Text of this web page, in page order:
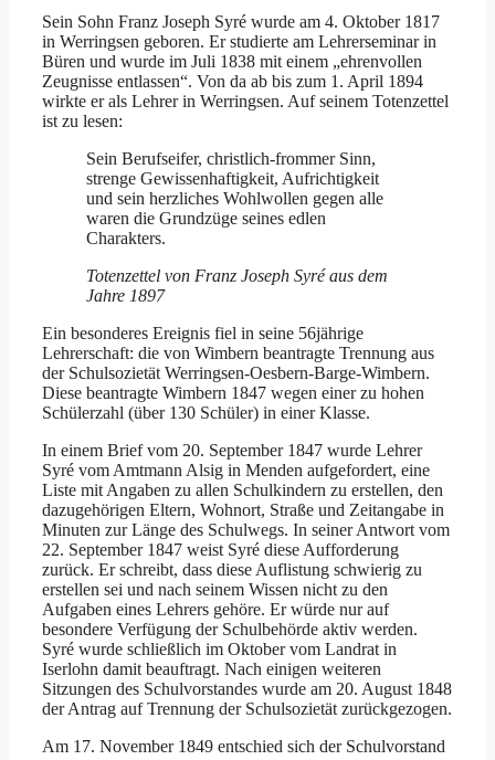
Sein Sohn Franz Joseph Syré wurde am 4. Oktober 1817
in Werringsen geboren. Er studierte am Lehrerseminar in
Büren und wurde im Juli 1838 mit einem „ehrenvollen
Zeugnisse entlassen“. Von da ab bis zum 1. April 1894
wirkte er als Lehrer in Werringsen. Auf seinem Totenzettel
ist zu lesen:
Sein Berufseifer, christlich-frommer Sinn,
strenge Gewissenhaftigkeit, Aufrichtigkeit
und sein herzliches Wohlwollen gegen alle
waren die Grundzüge seines edlen
Charakters.
Totenzettel von Franz Joseph Syré aus dem
Jahre 1897
Ein besonderes Ereignis fiel in seine 56jährige
Lehrerschaft: die von Wimbern beantragte Trennung aus
der Schulsozietät Werringsen-Oesbern-Barge-Wimbern.
Diese beantragte Wimbern 1847 wegen einer zu hohen
Schülerzahl (über 130 Schüler) in einer Klasse.
In einem Brief vom 20. September 1847 wurde Lehrer
Syré vom Amtmann Alsig in Menden aufgefordert, eine
Liste mit Angaben zu allen Schulkindern zu erstellen, den
dazugehörigen Eltern, Wohnort, Straße und Zeitangabe in
Minuten zur Länge des Schulwegs. In seiner Antwort vom
22. September 1847 weist Syré diese Aufforderung
zurück. Er schreibt, dass diese Auflistung schwierig zu
erstellen sei und nach seinem Wissen nicht zu den
Aufgaben eines Lehrers gehöre. Er würde nur auf
besondere Verfügung der Schulbehörde aktiv werden.
Syré wurde schließlich im Oktober vom Landrat in
Iserlohn damit beauftragt. Nach einigen weiteren
Sitzungen des Schulvorstandes wurde am 20. August 1848
der Antrag auf Trennung der Schulsozietät zurückgezogen.
Am 17. November 1849 entschied sich der Schulvorstand